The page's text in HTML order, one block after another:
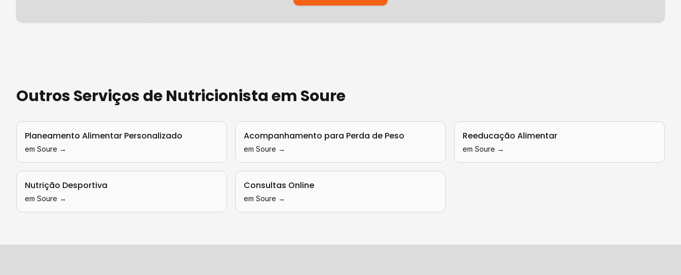
Outros Serviços deNutricionistaem Soure
Planeamento Alimentar Personalizado
em Soure →
Acompanhamento para Perda de Peso
em Soure →
Reeducação Alimentar
em Soure →
Nutrição Desportiva
em Soure →
Consultas Online
em Soure →